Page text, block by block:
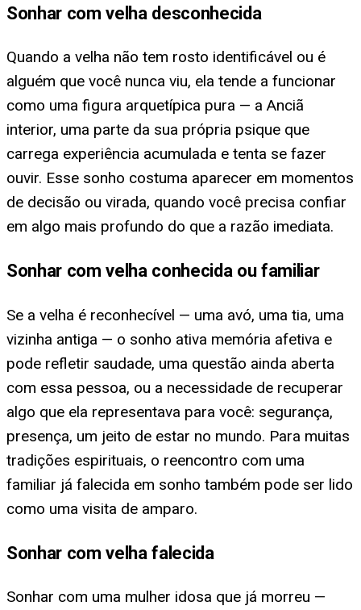
Sonhar com velha desconhecida
Quando a velha não tem rosto identificável ou é
alguém que você nunca viu, ela tende a funcionar
como uma figura arquetípica pura — a Anciã
interior, uma parte da sua própria psique que
carrega experiência acumulada e tenta se fazer
ouvir. Esse sonho costuma aparecer em momentos
de decisão ou virada, quando você precisa confiar
em algo mais profundo do que a razão imediata.
Sonhar com velha conhecida ou familiar
Se a velha é reconhecível — uma avó, uma tia, uma
vizinha antiga — o sonho ativa memória afetiva e
pode refletir saudade, uma questão ainda aberta
com essa pessoa, ou a necessidade de recuperar
algo que ela representava para você: segurança,
presença, um jeito de estar no mundo. Para muitas
tradições espirituais, o reencontro com uma
familiar já falecida em sonho também pode ser lido
como uma visita de amparo.
Sonhar com velha falecida
Sonhar com uma mulher idosa que já morreu —